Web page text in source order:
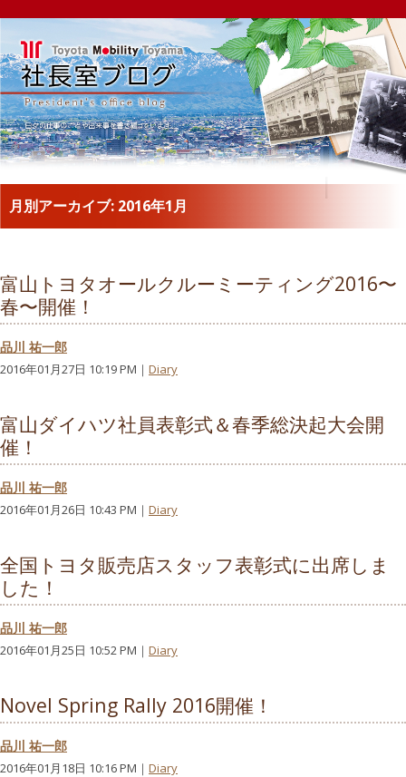
月別アーカイブ: 2016年1月
富山トヨタオールクルーミーティング2016〜
春〜開催！
品川 祐一郎
2016年01月27日 10:19 PM｜ Diary
富山ダイハツ社員表彰式＆春季総決起大会開
催！
品川 祐一郎
2016年01月26日 10:43 PM｜ Diary
全国トヨタ販売店スタッフ表彰式に出席しま
した！
品川 祐一郎
2016年01月25日 10:52 PM｜ Diary
Novel Spring Rally 2016開催！
品川 祐一郎
2016年01月18日 10:16 PM｜ Diary